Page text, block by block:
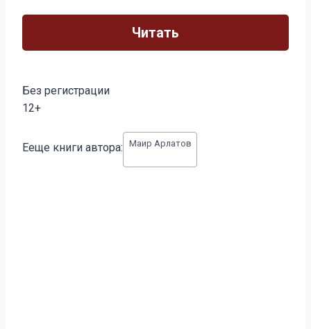
Читать
Без регистрации
12+
записи:
Ееще книги автора: Маир Арлатов